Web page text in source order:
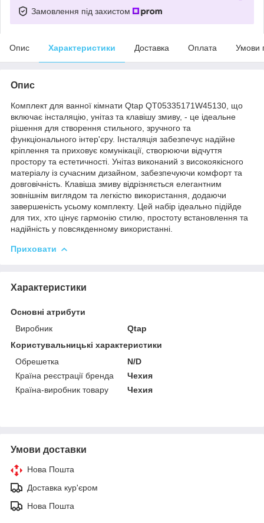
Замовлення під захистом
Опис Характеристики Доставка Оплата Умови
Опис
Комплект для ванної кімнати Qtap QT05335171W45130, що
включає інсталяцію, унітаз та клавішу змиву, - це ідеальне
рішення для створення стильного, зручного та
функціонального інтер'єру. Інсталяція забезпечує надійне
кріплення та приховує комунікації, створюючи відчуття
простору та естетичності. Унітаз виконаний з високоякісного
матеріалу із сучасним дизайном, забезпечуючи комфорт та
довговічність. Клавіша змиву відрізняється елегантним
зовнішнім виглядом та легкістю використання, додаючи
завершеність усьому комплекту. Цей набір ідеально підійде
для тих, хто цінує гармонію стилю, простоту встановлення та
надійність у повсякденному використанні.
Приховати
Характеристики
Основні атрибути
Виробник
Qtap
Користувальницькі характеристики
Обрешетка
N/D
Країна реєстрації бренда
Чехия
Країна-виробник товару
Чехия
Умови доставки
Нова Пошта
Доставка кур'єром
Нова Пошта